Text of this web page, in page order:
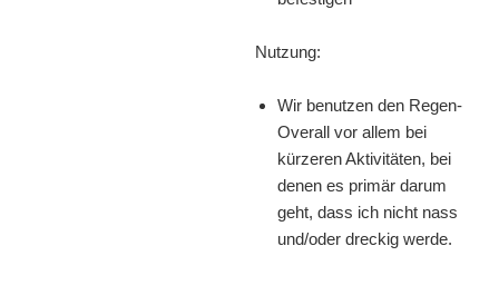
Nutzung:
Wir benutzen den Regen-
Overall vor allem bei
kürzeren Aktivitäten, bei
denen es primär darum
geht, dass ich nicht nass
und/oder dreckig werde.